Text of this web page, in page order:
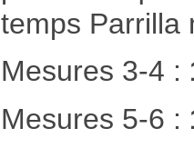
temps Parrilla
Mesures 3-4 :
Mesures 5-6 :